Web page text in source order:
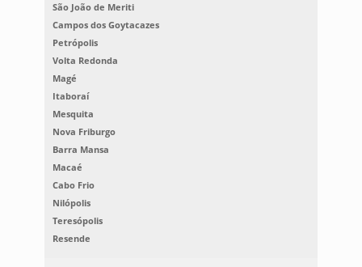
São João de Meriti
Campos dos Goytacazes
Petrópolis
Volta Redonda
Magé
Itaboraí
Mesquita
Nova Friburgo
Barra Mansa
Macaé
Cabo Frio
Nilópolis
Teresópolis
Resende